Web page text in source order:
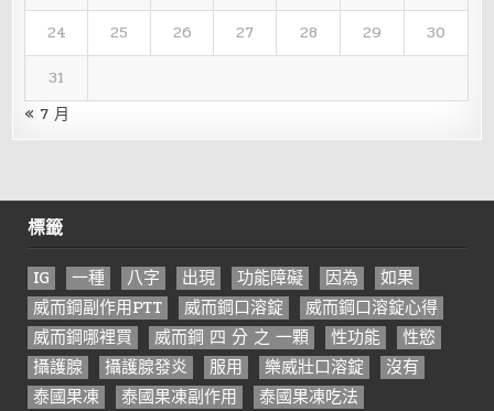
24
25 26 27 28 29
30
31
« 7 月
標籤
IG 一種 八字 出現 功能障礙 因為
如果
威而鋼副作用PTT
威而鋼口溶錠
威而鋼口溶錠心得
威而鋼哪裡買
威而鋼 四 分 之 一顆 性功能
性慾
攝護腺
攝護腺發炎 服用 樂威壯口溶錠
沒有
泰國果凍
泰國果凍副作用
泰國果凍吃法